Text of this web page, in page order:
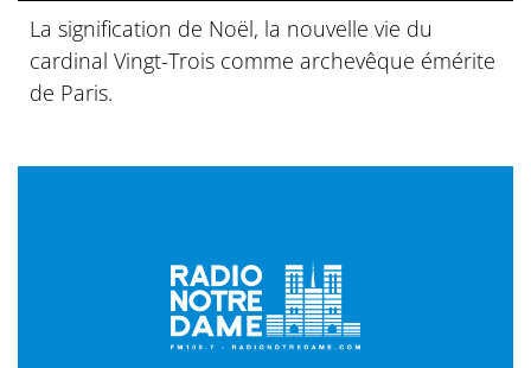
La signification de Noël, la nouvelle vie du
cardinal Vingt-Trois comme archevêque émérite
de Paris.